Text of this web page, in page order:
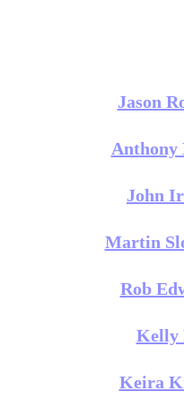
Jason
Anthony
John
Martin
Rob
Kelly
Keira